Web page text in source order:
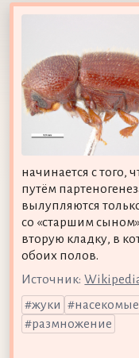
начинается с того,
путём
вылупляются
со «старшим
вторую кладку, в
обоих полов.
Источник:
жуки
насекомые
размножение